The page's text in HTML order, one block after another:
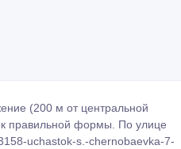
(200 м от центральной
правильной формы. По улице
uchastok-s.-chernobaevka-7-